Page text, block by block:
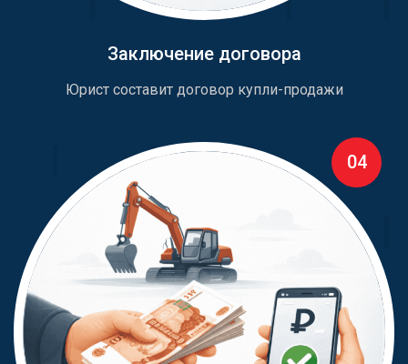
Заключение договора
Юрист составит договор купли-продажи
04